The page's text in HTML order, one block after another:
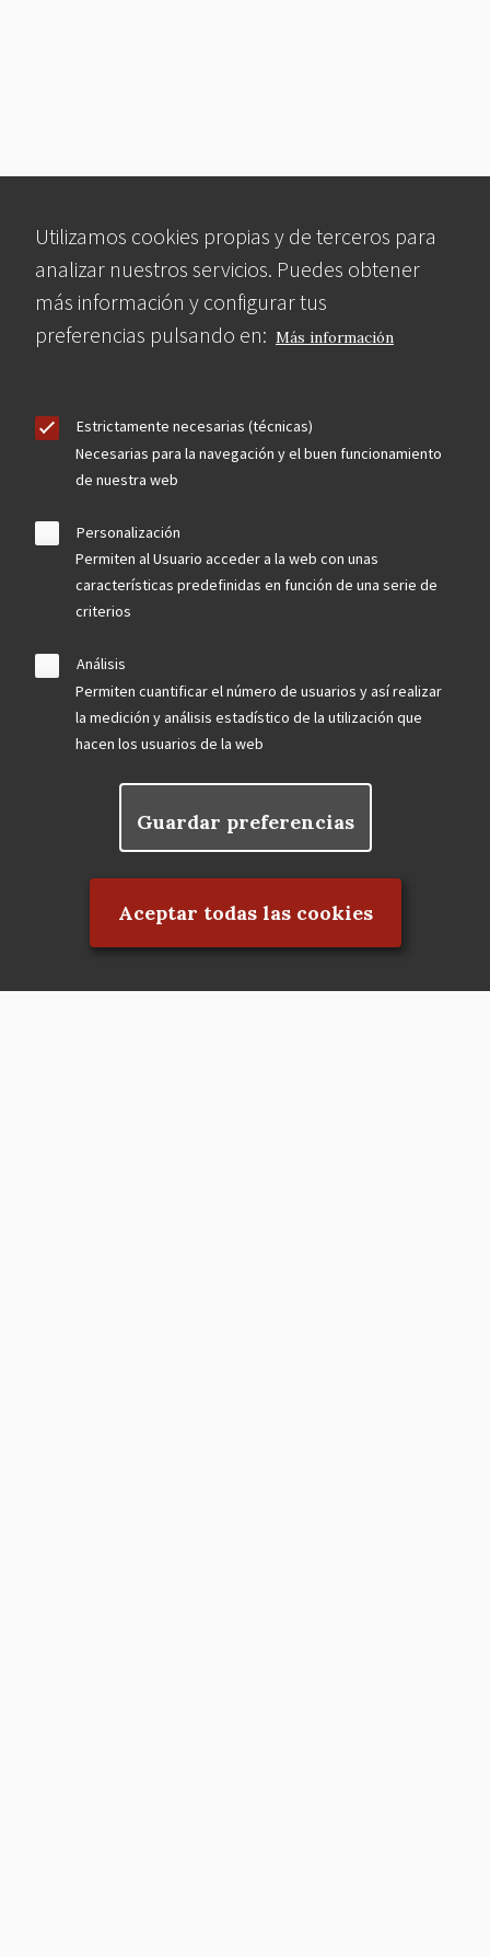
Utilizamos cookies propias y de terceros para
analizar nuestros servicios. Puedes obtener
más información y configurar tus
preferencias pulsando en: Más información
Estrictamente necesarias (técnicas)
Necesarias para la navegación y el buen funcionamiento
de nuestra web
Personalización
Permiten al Usuario acceder a la web con unas
características predefinidas en función de una serie de
criterios
Análisis
Permiten cuantificar el número de usuarios y así realizar
la medición y análisis estadístico de la utilización que
hacen los usuarios de la web
Guardar preferencias
Aceptar todas las cookies